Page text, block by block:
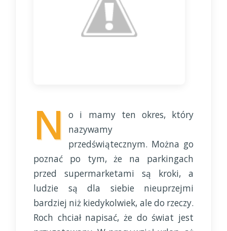
N
o i mamy ten okres, który
nazywamy
przedświątecznym. Można go
poznać po tym, że na parkingach
przed supermarketami są kroki, a
ludzie są dla siebie nieuprzejmi
bardziej niż kiedykolwiek, ale do rzeczy.
Roch chciał napisać, że do świat jest